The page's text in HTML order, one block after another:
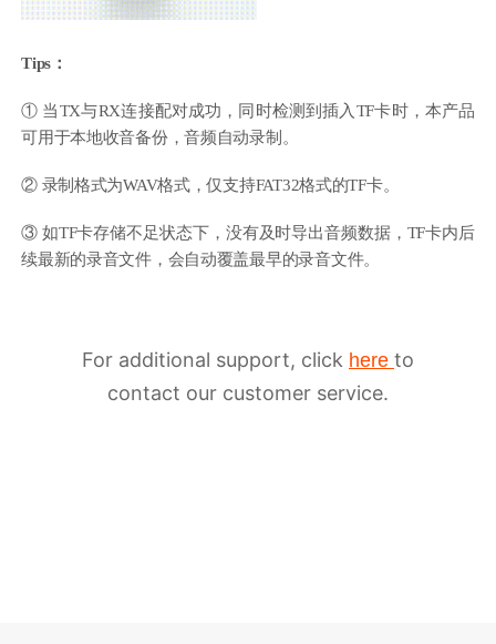
Tips：
① 当TX与RX连接配对成功，同时检测到插入TF卡时，本产品
可用于本地收音备份，音频自动录制。
② 录制格式为WAV格式，仅支持FAT32格式的TF卡。
③ 如TF卡存储不足状态下，没有及时导出音频数据，TF卡内后
续最新的录音文件，会自动覆盖最早的录音文件。
For additional support, click here to
contact our customer service.